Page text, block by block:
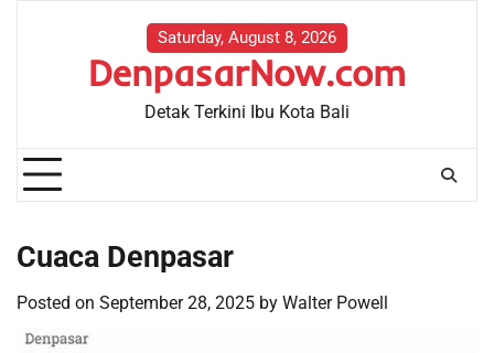
Saturday, August 8, 2026
DenpasarNow.com
Detak Terkini Ibu Kota Bali
Cuaca Denpasar
Posted on September 28, 2025 by Walter Powell